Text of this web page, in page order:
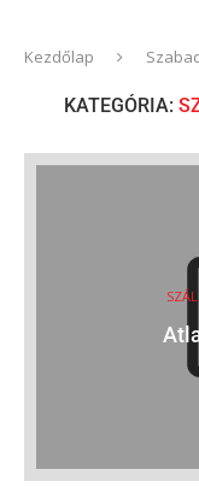
Kezdőlap
KATEGÓRIA: